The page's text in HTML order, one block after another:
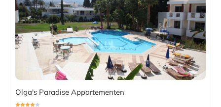
Olga's Paradise Appartementen